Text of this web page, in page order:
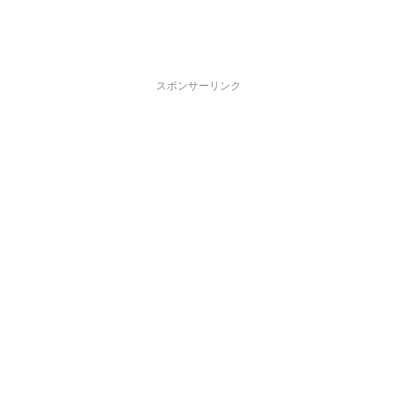
スポンサーリンク